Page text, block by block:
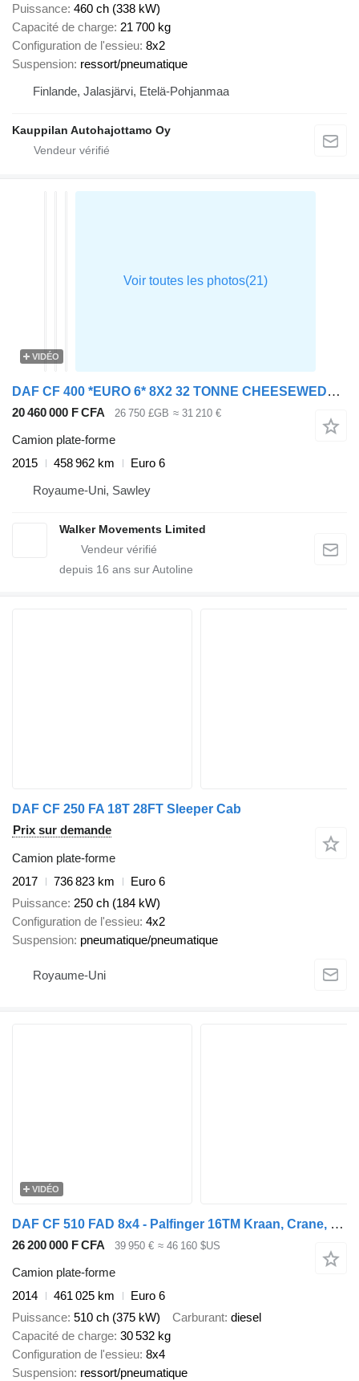
Puissance 460 ch (338 kW)
Capacité de charge 21 700 kg
Configuration de l'essieu 8x2
Suspension ressort/pneumatique
Finlande, Jalasjärvi, Etelä-Pohjanmaa
Kauppilan Autohajottamo Oy
VIDÉO
DAF CF 400 *EURO 6* 8X2 32 TONNE CHEESEWEDGE BEAVERTAIL – 2015 – PN6
20 460 000 F CFA 26 750 £GB ≈ 31 210 €
Camion plate-forme
2015
458 962 km
Euro 6
Royaume-Uni, Sawley
Walker Movements Limited
depuis 16 ans sur Autoline
DAF CF 250 FA 18T 28FT Sleeper Cab
Prix sur demande
Camion plate-forme
2017
736 823 km
Euro 6
Puissance 250 ch (184 kW)
Configuration de l'essieu 4x2
Suspension pneumatique/pneumatique
Royaume-Uni
VIDÉO
DAF CF 510 FAD 8x4 - Palfinger 16TM Kraan, Crane, New Engine -Retard
26 200 000 F CFA 39 950 € ≈ 46 160 $US
Camion plate-forme
2014
461 025 km
Euro 6
Puissance 510 ch (375 kW) Carburant diesel
Capacité de charge 30 532 kg
Configuration de l'essieu 8x4
Suspension ressort/pneumatique